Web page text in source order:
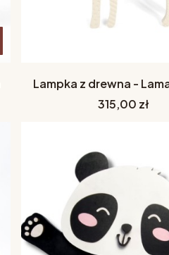
Lampka z drewna -
Cena
315,00 zł